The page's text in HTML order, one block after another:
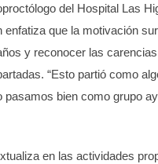
del Hospital Las
que la motivación
y reconocer las
“Esto partió como
bien como grupo
en las actividades